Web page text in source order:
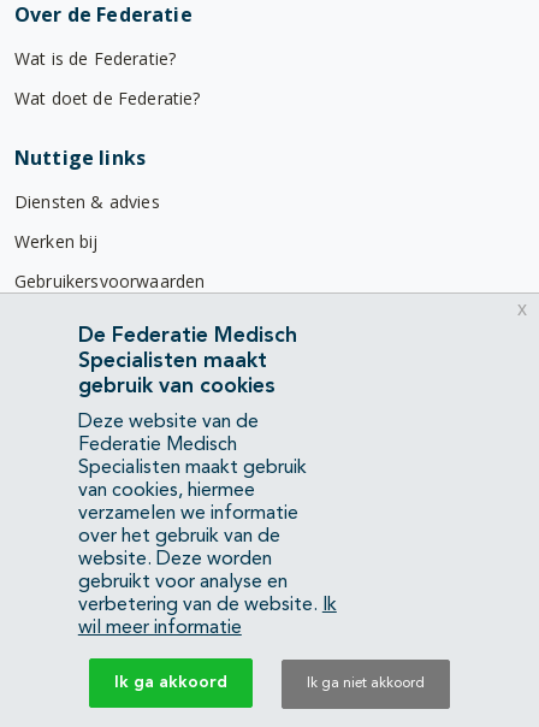
Over de Federatie
Wat is de Federatie?
Wat doet de Federatie?
Nuttige links
Diensten & advies
Werken bij
Gebruikersvoorwaarden
Privacyverklaring
Contact
Mercatorlaan 1200
3528 BL Utrecht
(088) 505 34 34
info@richtlijnendatabase.nl
YouTubeLinkedIn
KvK Federatie Medisch Specialisten:40483480
Privacyverklaring
De Federatie Medisch
Specialisten maakt
gebruik van cookies
Deze website van de
Federatie Medisch
Specialisten maakt gebruik
van cookies, hiermee
verzamelen we informatie
over het gebruik van de
website. Deze worden
gebruikt voor analyse en
verbetering van de website.
Ik
wil meer informatie
Ik ga akkoord Ik ga niet akkoord
x